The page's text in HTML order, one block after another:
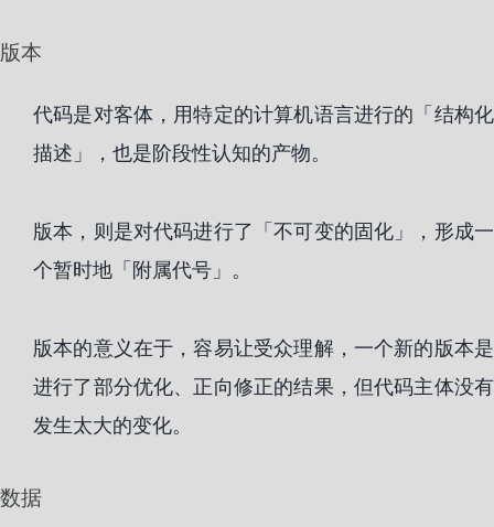
版本
代码是对客体，用特定的计算机语言进行的「结构化
描述」，也是阶段性认知的产物。
版本，则是对代码进行了「不可变的固化」，形成一
个暂时地「附属代号」。
版本的意义在于，容易让受众理解，一个新的版本是
进行了部分优化、正向修正的结果，但代码主体没有
发生太大的变化。
数据